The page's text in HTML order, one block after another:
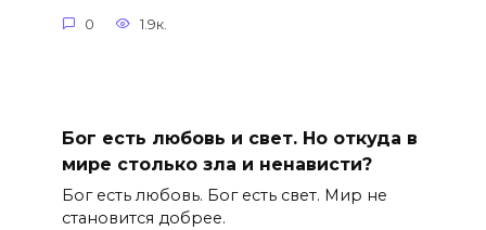
0 1.9к.
Бог есть любовь и свет. Но откуда в
мире столько зла и ненависти?
Бог есть любовь. Бог есть свет. Мир не
становится добрее.